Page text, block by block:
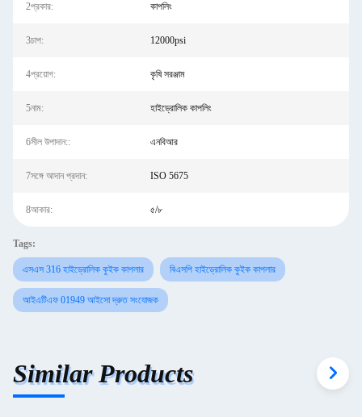
2প্রকার: কাপলিং
3চাপ: 12000psi
4প্রয়োগ: কৃষি সরঞ্জাম
5নাম: হাইড্রোলিক কাপলিং
6সীল উপাদান:: এনবিআর
7সঙ্গে আদান প্রদান: ISO 5675
8আকার: ৫/৮
Tags:
এসএস 316 হাইড্রোলিক কুইক কাপলার বিএসপি হাইড্রোলিক কুইক কাপলার
আইএটিএফ 01949 আইসো দ্রুত সংযোজক
Similar Products